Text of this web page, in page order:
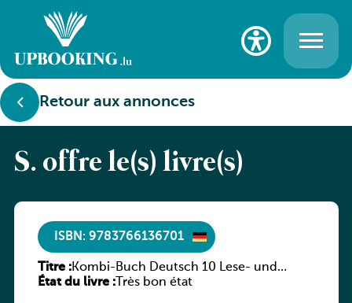
Retour aux annonces
S. offre le(s) livre(s)
ISBN: 9783766136701
Titre :Kombi-Buch Deutsch 10 Lese- und
Sprachbuch
État du livre :Très bon état